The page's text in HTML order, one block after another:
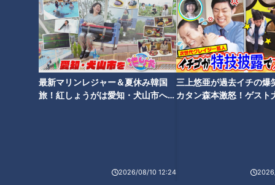
最新マリンレジャー＆夏休み韓国
旅！紅しょうがは愛知・犬山市へ
2026/08/10 12:24
三上悠亜が過去イチの爆
カタン森本激怒！ゲスト
車が通行できない県道！？未開
通区間が存在する山の県道 石灰
愛知県の山中に眠る廃線跡！50
年前に廃線した「豊橋鉄道田口